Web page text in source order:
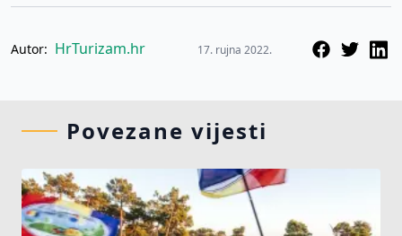
Autor: HrTurizam.hr 17. rujna 2022.
Povezane vijesti